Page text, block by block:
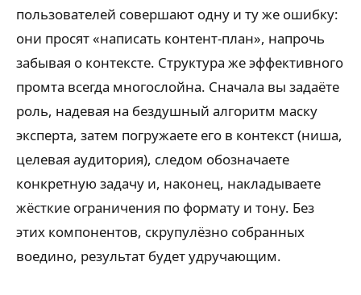
пользователей совершают одну и ту же ошибку:
они просят «написать контент-план», напрочь
забывая о контексте. Структура же эффективного
промта всегда многослойна. Сначала вы задаёте
роль, надевая на бездушный алгоритм маску
эксперта, затем погружаете его в контекст (ниша,
целевая аудитория), следом обозначаете
конкретную задачу и, наконец, накладываете
жёсткие ограничения по формату и тону. Без
этих компонентов, скрупулёзно собранных
воедино, результат будет удручающим.